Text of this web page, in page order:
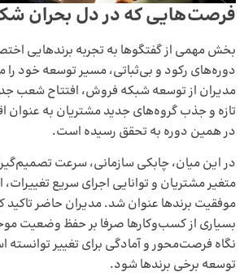
فرصت‌هایی که در دل بحران
بخش مهمی از گفتگوها به تجربه برندهایی
دوره‌های رکود و بی‌ثباتی، مسیر توسعه خود را
مدیران از توسعه شبکه فروش، افتتاح شعب
تازه و جذب گروه‌های جدید مشتریان به عنوان
در همین دوره به تحقق رسیده است.
در این میان، چابکی سازمانی، سرعت
متغیر مشتریان و توانایی اجرای سریع
موفقیت برندها عنوان شد. مدیران حاضر تاکید
بسیاری از کسب‌وکارها صرفا بر حفظ وضعیت
نگاه فرصت‌محور و آمادگی برای تغییر
توسعه برخی برندها شود.